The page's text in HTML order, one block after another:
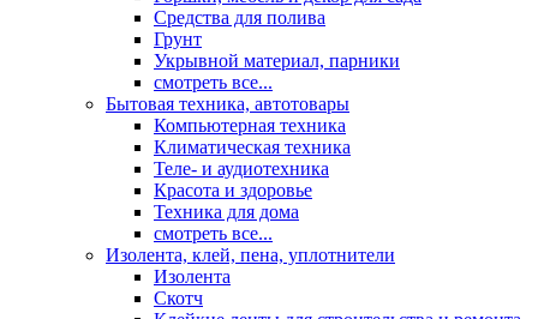
Средства для полива
Грунт
Укрывной материал, парники
смотреть все...
Бытовая техника, автотовары
Компьютерная техника
Климатическая техника
Теле- и аудиотехника
Красота и здоровье
Техника для дома
смотреть все...
Изолента, клей, пена, уплотнители
Изолента
Скотч